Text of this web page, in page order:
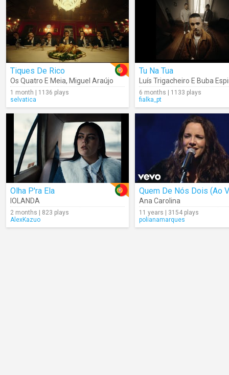
Tiques De Rico
Os Quatro E Meia, Miguel Araújo
1 month | 1136 plays
selvatica
Tu Na Tua
Luís Trigacheiro E Buba
6 months | 1133 plays
fialka_pt
Olha P'ra Ela
IOLANDA
2 months | 823 plays
AlexKazuo
Quem De Nós Dois (Ao
Ana Carolina
11 years | 3154 plays
polianamarques